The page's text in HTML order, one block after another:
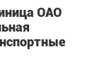
ОАО